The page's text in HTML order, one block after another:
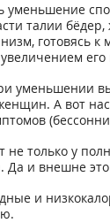
талии
готовясь
его
уменьшении
А вот
только у
и внешне
и